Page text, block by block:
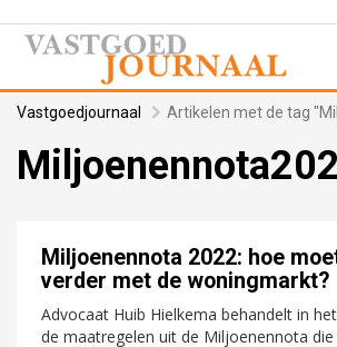
Vastgoedjournaal Artikelen met de tag
Miljoenennota 2022: hoe
verder met de woningmarkt?
Advocaat Huib Hielkema behandelt in
de maatregelen uit de Miljoenennota